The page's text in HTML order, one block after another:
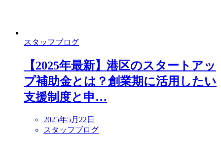
スタッフブログ
【2025年最新】港区のスタートアッ
プ補助金とは？創業期に活用したい
支援制度と申…
2025年5月22日
スタッフブログ